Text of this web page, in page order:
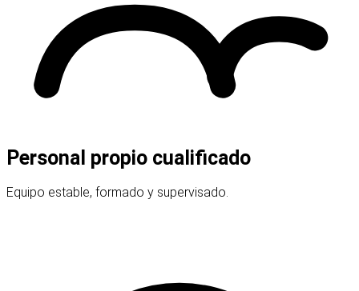
Personal propio cualificado
Equipo estable, formado y supervisado.